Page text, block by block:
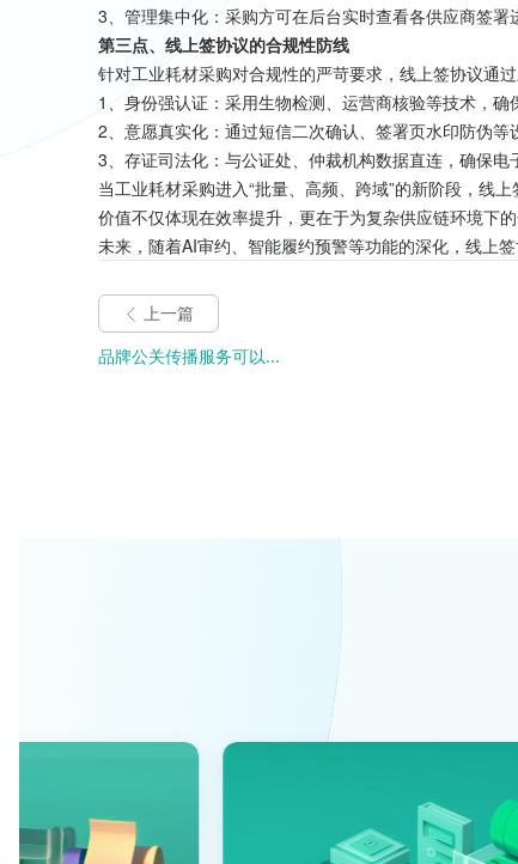
3、管理集中化：采购方可在后台实时查看各供应商签
第三点、线上签协议的合规性防线
针对工业耗材采购对合规性的严苛要求，线上签协议通
1、身份强认证：采用生物检测、运营商核验等技术，确
2、意愿真实化：通过短信二次确认、签署页水印防伪等
3、存证司法化：与公证处、仲裁机构数据直连，确保电
当工业耗材采购进入“批量、高频、跨域”的新阶段，线
价值不仅体现在效率提升，更在于为复杂供应链环境下
未来，随着AI审约、智能履约预警等功能的深化，线上
上一篇
品牌公关传播服务可以...